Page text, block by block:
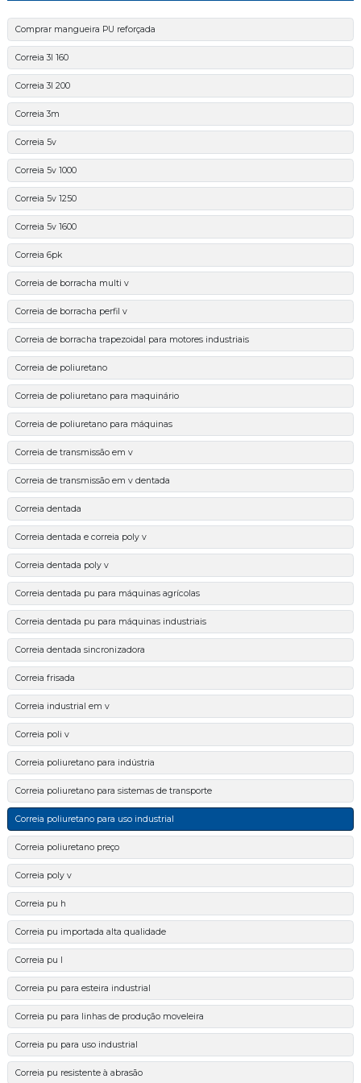
Comprar mangueira PU reforçada
Correia 3l 160
Correia 3l 200
Correia 3m
Correia 5v
Correia 5v 1000
Correia 5v 1250
Correia 5v 1600
Correia 6pk
Correia de borracha multi v
Correia de borracha perfil v
Correia de borracha trapezoidal para motores industriais
Correia de poliuretano
Correia de poliuretano para maquinário
Correia de poliuretano para máquinas
Correia de transmissão em v
Correia de transmissão em v dentada
Correia dentada
Correia dentada e correia poly v
Correia dentada poly v
Correia dentada pu para máquinas agrícolas
Correia dentada pu para máquinas industriais
Correia dentada sincronizadora
Correia frisada
Correia industrial em v
Correia poli v
Correia poliuretano para indústria
Correia poliuretano para sistemas de transporte
Correia poliuretano para uso industrial
Correia poliuretano preço
Correia poly v
Correia pu h
Correia pu importada alta qualidade
Correia pu l
Correia pu para esteira industrial
Correia pu para linhas de produção moveleira
Correia pu para uso industrial
Correia pu resistente à abrasão